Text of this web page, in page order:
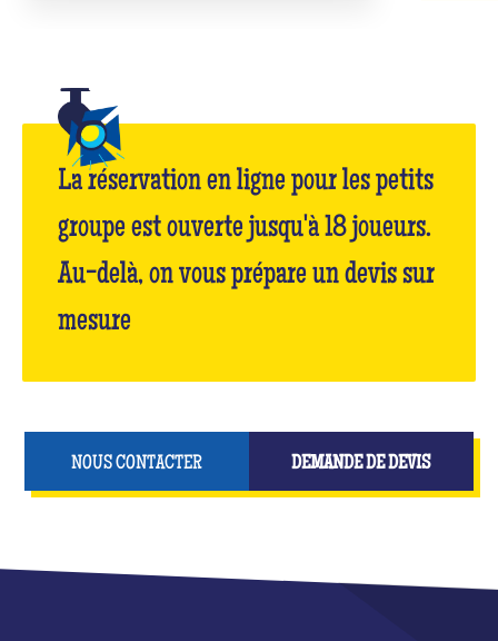
La réservation en ligne pour les petits
groupe est ouverte jusqu'à 18 joueurs.
Au-delà, on vous prépare un devis sur
mesure
NOUS CONTACTER DEMANDE DE DEVIS